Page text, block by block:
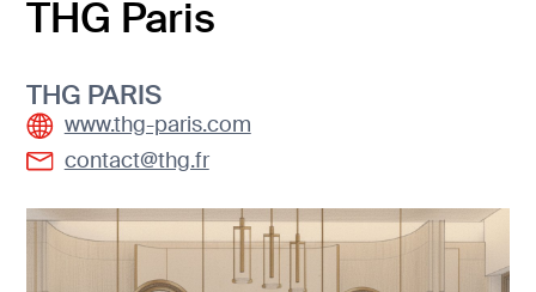
THG Paris
THG PARIS
www.thg-paris.com
contact@thg.fr